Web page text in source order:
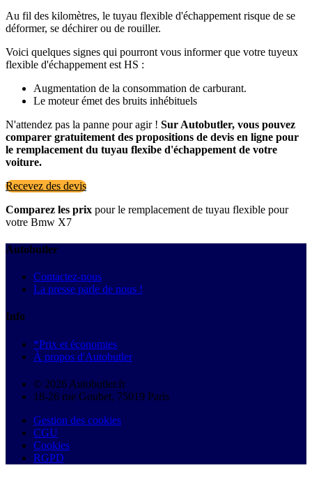
Au fil des kilomètres, le tuyau flexible d'échappement risque de se
déformer, se déchirer ou de rouiller.
Voici quelques signes qui pourront vous informer que votre tuyeux
flexible d'échappement est HS :
Augmentation de la consommation de carburant.
Le moteur émet des bruits inhébituels
N'attendez pas la panne pour agir ! Sur Autobutler, vous pouvez
comparer gratuitement des propositions de devis en ligne pour
le remplacement du tuyau flexibe d'échappement de votre
voiture.
Recevez des devis
Comparez les prix pour le remplacement de tuyau flexible pour
votre Bmw X7
Autobutler
Contactez-nous
La presse parle de nous !
Info
*Prix et économies
À propos d'Autobutler
© 2026 Autobutler.fr
18-26 rue Goubet, 75019 Paris
Gestion des cookies
CGU
Cookies
RGPD